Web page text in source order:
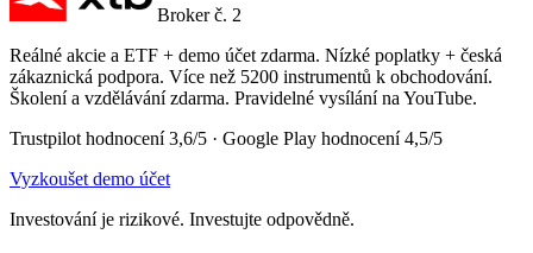
Broker č. 2
Reálné akcie a ETF + demo účet zdarma. Nízké poplatky + česká
zákaznická podpora. Více než 5200 instrumentů k obchodování.
Školení a vzdělávání zdarma. Pravidelné vysílání na YouTube.
Trustpilot hodnocení 3,6/5 · Google Play hodnocení 4,5/5
Vyzkoušet demo účet
Investování je rizikové. Investujte odpovědně.